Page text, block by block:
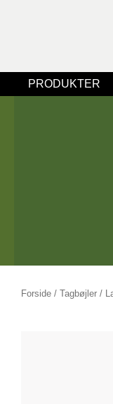
PRODUKTER
Forside / Tagbøjler /